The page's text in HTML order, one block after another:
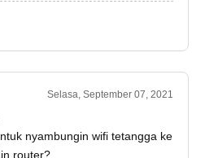
Selasa, September 07, 2021
nyambungin wifi tetangga ke
router?